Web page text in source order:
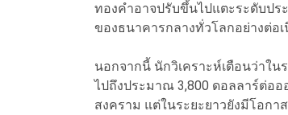
ทองคำอาจปรับขึ้นไปแตะระดับปร
ของธนาคารกลางทั่วโลกอย่างต่อ
นอกจากนี้ นักวิเคราะห์เตือนว่าใ
ไปถึงประมาณ 3,800 ดอลลาร์ต่อ
สงคราม แต่ในระยะยาวยังมีโอก